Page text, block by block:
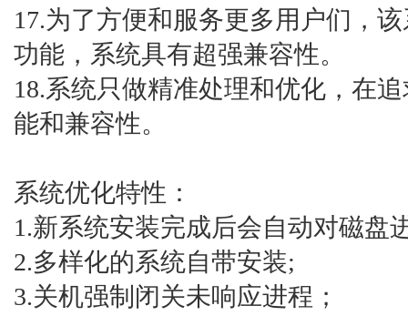
17.为了方便和服务更多用户们，
功能，系统具有超强兼容性。
18.系统只做精准处理和优化，在
能和兼容性。
系统优化特性：
1.新系统安装完成后会自动对磁盘
2.多样化的系统自带安装;
3.关机强制闭关未响应进程；